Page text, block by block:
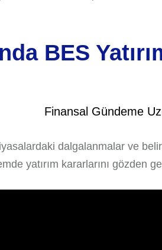
BES
Finansal Gündeme
dalgalanmalar ve
yatırım kararlarını gözden